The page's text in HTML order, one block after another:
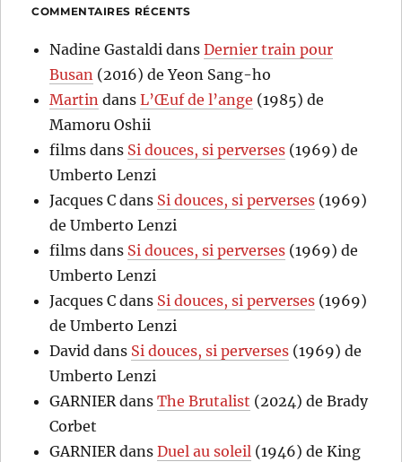
COMMENTAIRES RÉCENTS
Nadine Gastaldi dansDernier train pour
Busan (2016) de Yeon Sang-ho
Martin dansL’Œuf de l’ange (1985) de
Mamoru Oshii
films dans Si douces, si perverses (1969) de
Umberto Lenzi
Jacques C dans Si douces, si perverses (1969)
de Umberto Lenzi
films dans Si douces, si perverses (1969) de
Umberto Lenzi
Jacques C dans Si douces, si perverses (1969)
de Umberto Lenzi
David dans Si douces, si perverses (1969) de
Umberto Lenzi
GARNIERdansThe Brutalist (2024) de Brady
Corbet
GARNIERdansDuel au soleil (1946) de King